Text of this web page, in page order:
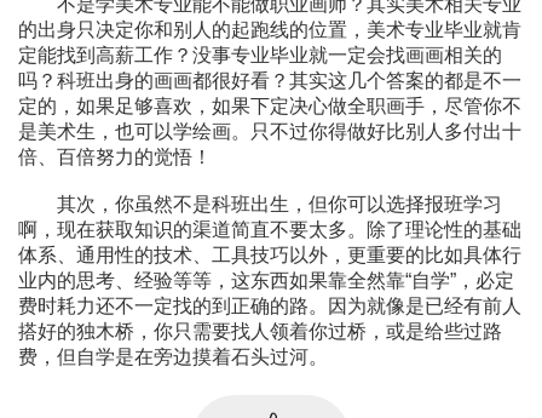
不是学美术专业能不能做职业画师？其实美术相关专业
的出身只决定你和别人的起跑线的位置，美术专业毕业就肯
定能找到高薪工作？没事专业毕业就一定会找画画相关的
吗？科班出身的画画都很好看？其实这几个答案的都是不一
定的，如果足够喜欢，如果下定决心做全职画手，尽管你不
是美术生，也可以学绘画。只不过你得做好比别人多付出十
倍、百倍努力的觉悟！
其次，你虽然不是科班出生，但你可以选择报班学习
啊，现在获取知识的渠道简直不要太多。除了理论性的基础
体系、通用性的技术、工具技巧以外，更重要的比如具体行
业内的思考、经验等等，这东西如果靠全然靠“自学”，必定
费时耗力还不一定找的到正确的路。因为就像是已经有前人
搭好的独木桥，你只需要找人领着你过桥，或是给些过路
费，但自学是在旁边摸着石头过河。